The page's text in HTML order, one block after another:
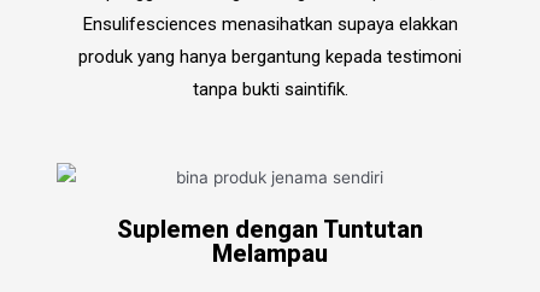
Ensulifesciences menasihatkan supaya elakkan
produk yang hanya bergantung kepada testimoni
tanpa bukti saintifik.
Suplemen dengan Tuntutan
Melampau